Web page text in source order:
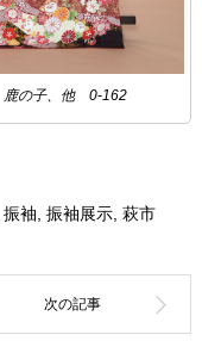
鹿の子、他 0-162
振袖, 振袖展示, 萩市